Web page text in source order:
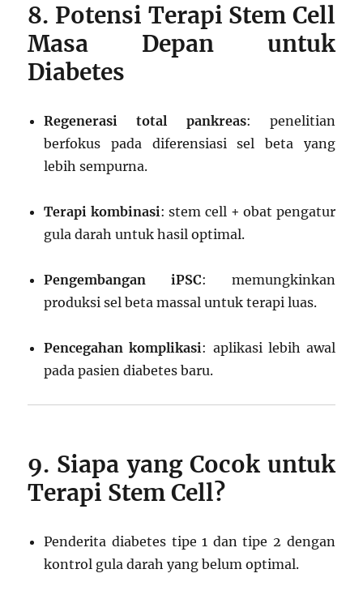
8. Potensi Terapi Stem Cell
Masa Depan untuk
Diabetes
Regenerasi total pankreas: penelitian
berfokus pada diferensiasi sel beta yang
lebih sempurna.
Terapi kombinasi: stem cell + obat pengatur
gula darah untuk hasil optimal.
Pengembangan iPSC: memungkinkan
produksi sel beta massal untuk terapi luas.
Pencegahan komplikasi: aplikasi lebih awal
pada pasien diabetes baru.
9. Siapa yang Cocok untuk
Terapi Stem Cell?
Penderita diabetes tipe 1 dan tipe 2 dengan
kontrol gula darah yang belum optimal.